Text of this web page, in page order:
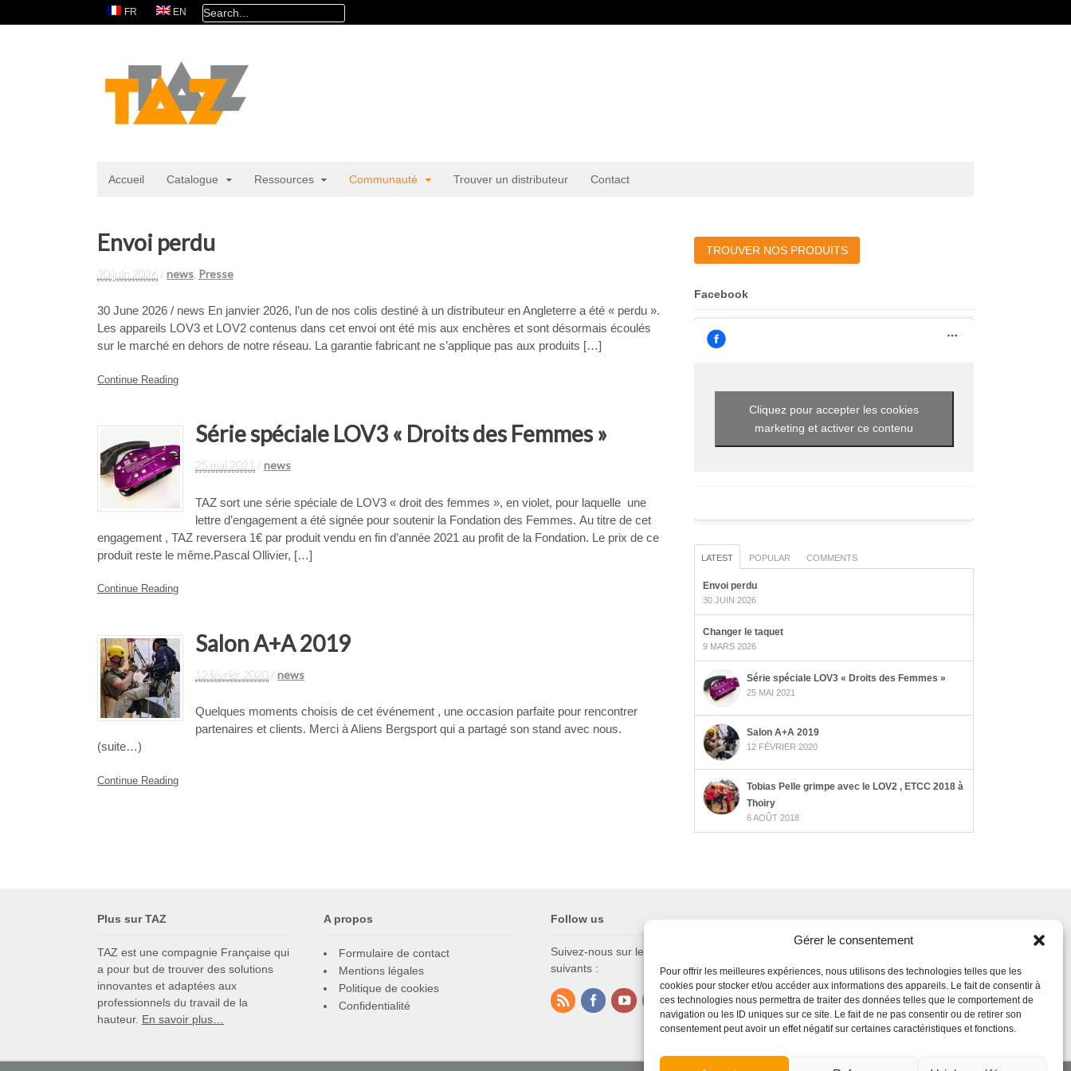
Gérer le consentement
Pour offrir les meilleures expériences, nous utilisons des technologies telles que les
cookies pour stocker et/ou accéder aux informations des appareils. Le fait de consentir à
ces technologies nous permettra de traiter des données telles que le comportement de
navigation ou les ID uniques sur ce site. Le fait de ne pas consentir ou de retirer son
consentement peut avoir un effet négatif sur certaines caractéristiques et fonctions.
FR EN
Accueil Catalogue Ressources Communauté Trouver un distributeur Contact
Envoi perdu
30 juin 2026 /news Presse
30 June 2026 / news En janvier 2026, l’un de nos colis destiné à un distributeur en Angleterre a été « perdu ».
Les appareils LOV3 et LOV2 contenus dans cet envoi ont été mis aux enchères et sont désormais écoulés
sur le marché en dehors de notre réseau. La garantie fabricant ne s’applique pas aux produits […]
Continue Reading
Série spéciale LOV3 « Droits des Femmes »
25 mai 2021 /news
TAZ sort une série spéciale de LOV3 « droit des femmes », en violet, pour laquelle une
lettre d’engagement a été signée pour soutenir la Fondation des Femmes. Au titre de cet
engagement , TAZ reversera 1€ par produit vendu en fin d’année 2021 au profit de la Fondation. Le prix de ce
produit reste le même.Pascal Ollivier, […]
Continue Reading
Salon A+A 2019
12 février 2020 /news
Quelques moments choisis de cet événement , une occasion parfaite pour rencontrer
partenaires et clients. Merci à Aliens Bergsport qui a partagé son stand avec nous.
(suite…)
Continue Reading
TROUVER NOS PRODUITS
Facebook
Cliquez pour accepter les cookies
marketing et activer ce contenu
LATEST POPULAR COMMENTS
Envoi perdu
30 JUIN 2026
Changer le taquet
9 MARS 2026
Série spéciale LOV3 « Droits des Femmes »
25 MAI 2021
Salon A+A 2019
12 FÉVRIER 2020
Tobias Pelle grimpe avec le LOV2 , ETCC 2018 à
Thoiry
6 AOÛT 2018
Plus sur TAZ
TAZ est une compagnie Française qui
a pour but de trouver des solutions
innovantes et adaptées aux
professionnels du travail de la
hauteur. En savoir plus…
A propos
Formulaire de contact
Mentions légales
Politique de cookies
Confidentialité
Follow us
Suivez-nous sur les réseaux sociaux
suivants :